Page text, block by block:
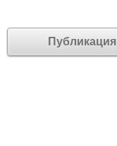
Публикация